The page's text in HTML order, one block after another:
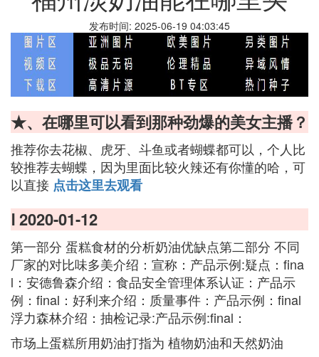
发布时间: 2025-06-19 04:03:45
★、在哪里可以看到那种劲爆的美女主播？
推荐你去花椒、虎牙、斗鱼或者蝴蝶都可以，个人比
较推荐去蝴蝶，因为里面比较火辣还有你懂的哈，可
以直接 点击这里去观看
Ⅰ 2020-01-12
第一部分 蛋糕食材的分析奶油优缺点第二部分 不同
厂家的对比味多美介绍：宣称：产品示例:疑点：fina
l：安德鲁森介绍：食品安全管理体系认证：产品示
例：final：好利来介绍：质量事件：产品示例：final
浮力森林介绍：抽检记录:产品示例:final：
市场上蛋糕所用奶油打指为 植物奶油和天然奶油